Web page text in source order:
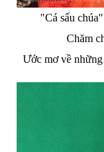
"Cá sấu
Chăm
Ước mơ về